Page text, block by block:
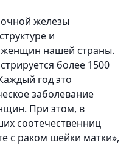
железы
и
женщин нашей страны.
более 1500
год это
заболевание
При этом, в
соотечественниц
с раком шейки матки»,